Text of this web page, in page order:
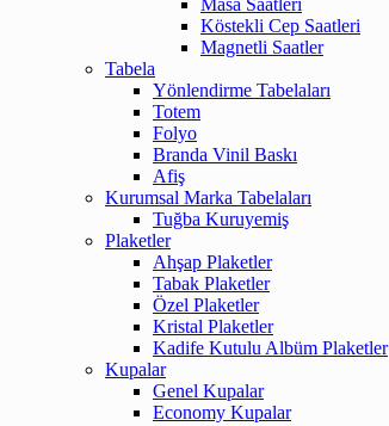
Köstekli Cep Saatleri
Magnetli Saatler
Tabela
Yönlendirme Tabelaları
Totem
Folyo
Branda Vinil Baskı
Afiş
Kurumsal Marka Tabelaları
Tuğba Kuruyemiş
Plaketler
Ahşap Plaketler
Tabak Plaketler
Özel Plaketler
Kristal Plaketler
Kadife Kutulu Albüm Plaketler
Kupalar
Genel Kupalar
Economy Kupalar